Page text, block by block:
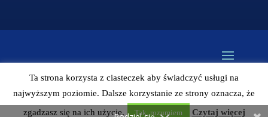
Kopiowanie bez zgody autora zabronione (więc
zapytaj jak coś). Design: Mariusz Szafrański
Ta strona korzysta z ciasteczek aby świadczyć usługi na
najwyższym poziomie. Dalsze korzystanie ze strony oznacza, że
zgadzasz się na ich użycie.
Tak, rozumiem Czytaj więcej